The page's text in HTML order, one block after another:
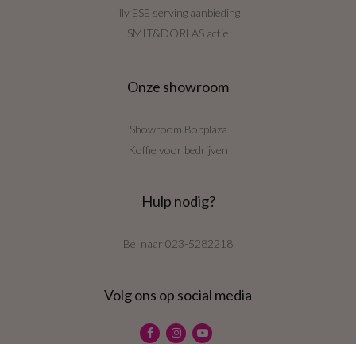
illy ESE serving aanbieding
SMIT&DORLAS actie
Onze showroom
Showroom Bobplaza
Koffie voor bedrijven
Hulp nodig?
Bel naar 023-5282218
Volg ons op social media